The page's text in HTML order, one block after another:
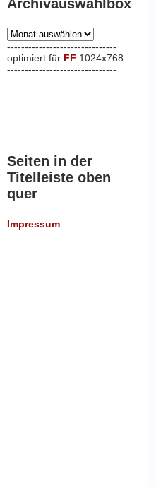
Archivauswahlbox
Archivauswahlbox
-------------------------------
optimiert für FF 1024x768
-------------------------------
Seiten in der
Titelleiste oben
quer
Impressum